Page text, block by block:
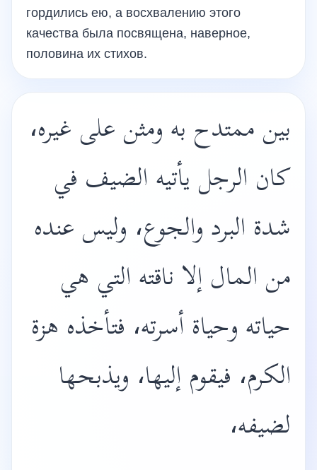
гордились ею, а восхвалению этого
качества была посвящена, наверное,
половина их стихов.
بين ممتدح به ومثن على غيره،
كان الرجل يأتيه الضيف في
شدة البرد والجوع، وليس عنده
من المال إلا ناقته التي هي
حياته وحياة أسرته، فتأخذه هزة
الكرم، فيقوم إليها، ويذبحها
لضيفه،